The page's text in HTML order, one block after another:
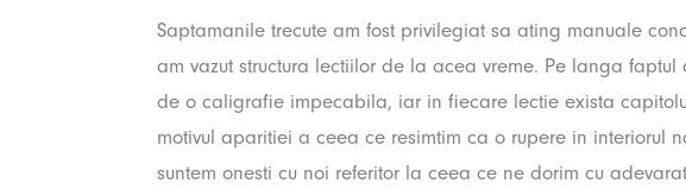
Saptamanile trecute am fost privilegiat sa ating manuale
am vazut structura lectiilor de la acea vreme. Pe langa faptul
de o caligrafie impecabila, iar in fiecare lectie exista
motivul aparitiei a ceea ce resimtim ca o rupere in interiorul
suntem onesti cu noi referitor la ceea ce ne dorim cu